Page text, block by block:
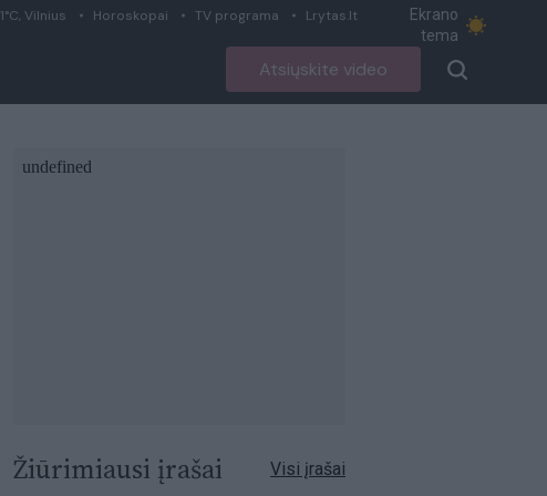
1°C, Vilnius Horoskopai TV programa Lrytas.lt
Ekrano
tema
Atsiųskite video
Žiūrimiausi įrašai Visi įrašai